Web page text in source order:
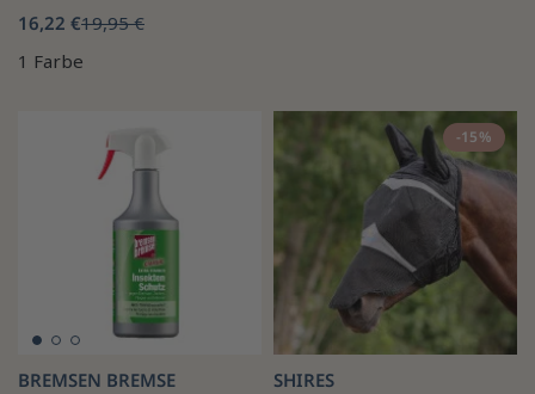
16,22 €19,95 €
1 Farbe
BREMSEN BREMSE
-15%
SHIRES